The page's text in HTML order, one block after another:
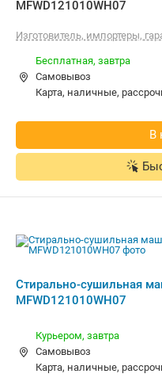
MFWD121010WH07
Изготовитель, импортеры,
Бесплатная, завтра
Самовывоз
карта, наличные,
В
Стирально-сушильная
MFWD121010WH07
Курьером, завтра
Самовывоз
карта, наличные,